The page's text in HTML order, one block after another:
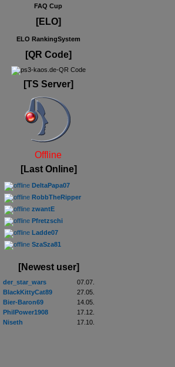
FAQ Cup
[ELO]
ELO RankingSystem
[QR Code]
[TS Server]
Offline
[Last Online]
DeltaPapa07
RobbTheRipper
zwantE
Pfretzschi
Ladde07
SzaSza81
[Newest user]
der_star_wars
07.07.
BlackKittyCat89
27.05.
Bier-Baron69
14.05.
PhilPower1908
17.12.
Niseth
17.10.